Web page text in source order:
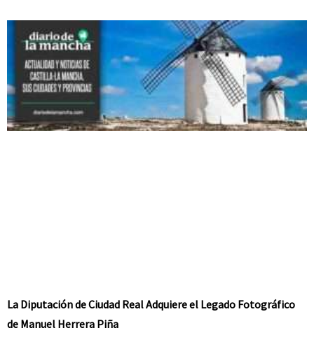
La Diputación de Ciudad Real Adquiere el Legado Fotográfico
de Manuel Herrera Piña